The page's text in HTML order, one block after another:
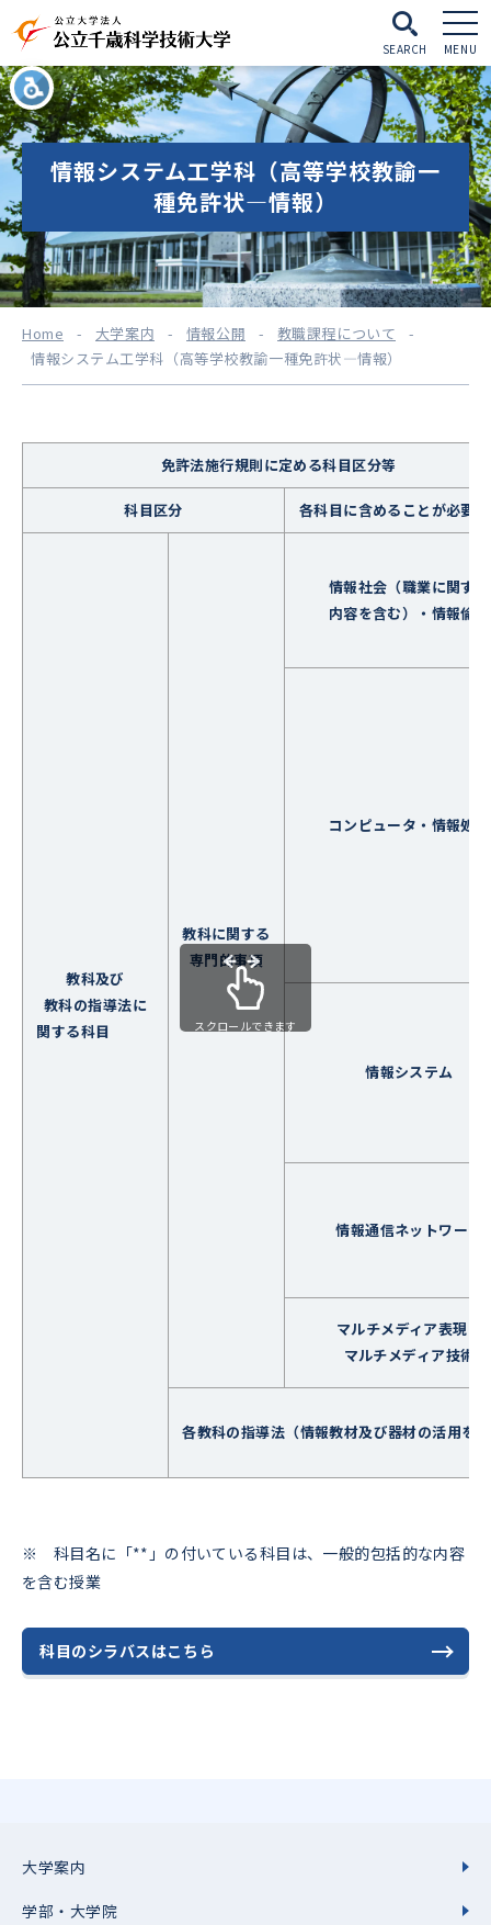
SEARCH MENU
情報システム工学科（高等学校教諭一
種免許状―情報）
Home - 大学案内 - 情報公開 - 教職課程について
-
情報システム工学科（高等学校教諭一種免許状―情報）
免許法施行規則に定める科目区分等
科目区分 各科目に含めることが必要
教科及び
教科の指導法に
関する科目
教科に関する
専門的事項
情報社会（職業に関する
内容を含む）・情報倫理
コンピュータ・情報処理
情報システム
情報通信ネットワーク
マルチメディア表現・
マルチメディア技術
各教科の指導法（情報教材及び器材の活用を
スクロールできます
※ 科目名に「**」の付いている科目は、一般的包括的な内容
を含む授業
科目のシラバスはこちら
大学案内
学部・大学院